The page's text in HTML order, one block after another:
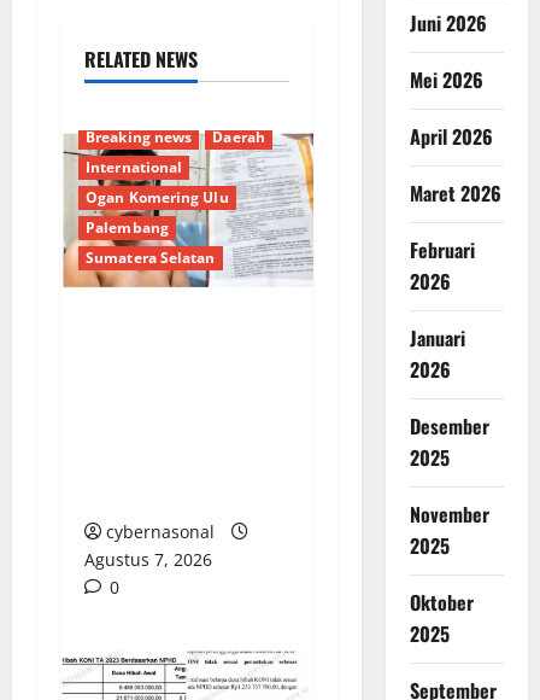
RELATED NEWS
Breaking news
Daerah
International
Ogan Komering Ulu
Palembang
Sumatera Selatan
cybernasonal
Agustus 7, 2026
0
Juni 2026
Mei 2026
April 2026
Maret 2026
Februari
2026
Januari
2026
Desember
2025
November
2025
Oktober
2025
September